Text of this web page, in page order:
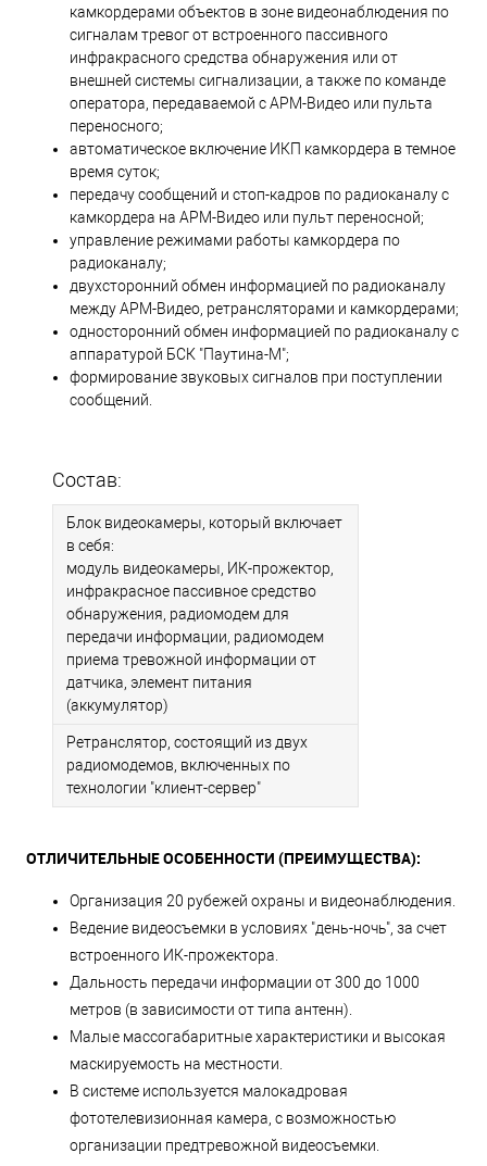
камкордерами объектов в зоне видеонаблюдения по
сигналам тревог от встроенного пассивного
инфракрасного средства обнаружения или от
внешней системы сигнализации, а также по команде
оператора, передаваемой с АРМ-Видео или пульта
переносного;
автоматическое включение ИКП камкордера в темное
время суток;
передачу сообщений и стоп-кадров по радиоканалу с
камкордера на АРМ-Видео или пульт переносной;
управление режимами работы камкордера по
радиоканалу;
двухсторонний обмен информацией по радиоканалу
между АРМ-Видео, ретрансляторами и камкордерами;
односторонний обмен информацией по радиоканалу с
аппаратурой БСК "Паутина-М";
формирование звуковых сигналов при поступлении
сообщений.
Состав:
Блок видеокамеры, который включает
в себя:
модуль видеокамеры, ИК-прожектор,
инфракрасное пассивное средство
обнаружения, радиомодем для
передачи информации, радиомодем
приема тревожной информации от
датчика, элемент питания
(аккумулятор)
Ретранслятор, состоящий из двух
радиомодемов, включенных по
технологии "клиент-сервер"
ОТЛИЧИТЕЛЬНЫЕ ОСОБЕННОСТИ (ПРЕИМУЩЕСТВА):
Организация 20 рубежей охраны и видеонаблюдения.
Ведение видеосъемки в условиях "день-ночь", за счет
встроенного ИК-прожектора.
Дальность передачи информации от 300 до 1000
метров (в зависимости от типа антенн).
Малые массогабаритные характеристики и высокая
маскируемость на местности.
В системе используется малокадровая
фототелевизионная камера, с возможностью
организации предтревожной видеосъемки.